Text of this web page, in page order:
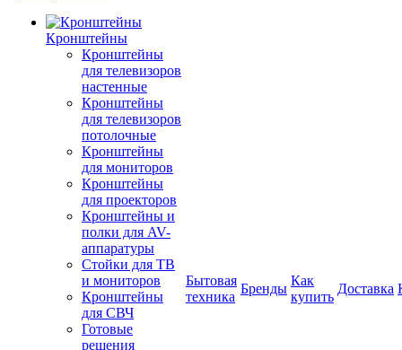
Кронштейны
Кронштейны
для телевизоров
настенные
Кронштейны
для телевизоров
потолочные
Кронштейны
для мониторов
Кронштейны
для проекторов
Кронштейны и
полки для AV-
аппаратуры
Стойки для ТВ
и мониторов
Кронштейны
для СВЧ
Готовые
решения
Бытовая
техника
Бренды
Как
купить
Доставка